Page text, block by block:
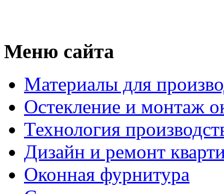
Меню сайта
Материалы для
Остекление и монтаж
Технология
Дизайн и ремонт
Оконная фурнитура